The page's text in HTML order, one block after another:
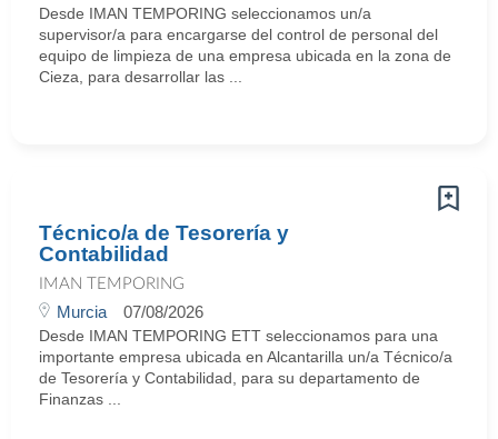
Desde IMAN TEMPORING seleccionamos un/a
supervisor/a para encargarse del control de personal del
equipo de limpieza de una empresa ubicada en la zona de
Cieza, para desarrollar las ...
Técnico/a de Tesorería y
Contabilidad
IMAN TEMPORING
Murcia 07/08/2026
Desde IMAN TEMPORING ETT seleccionamos para una
importante empresa ubicada en Alcantarilla un/a Técnico/a
de Tesorería y Contabilidad, para su departamento de
Finanzas ...